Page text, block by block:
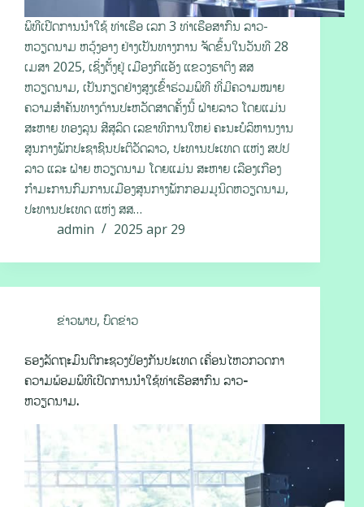
ພິທີເປີດການນໍາໃຊ້ ທ່າເຮືອ ເລກ 3 ທ່າເຮືອສາກົນ ລາວ-
ຫວຽດນາມ ຫວຸ້ງອາງ ຢ່າງເປັນທາງການ ຈັດຂຶ້ນໃນວັນທີ 28
ເມສາ 2025, ເຊິ່ງຕັ້ງຢູ່ ເມືອງກິແອັງ ແຂວງຮາຕິງ ສສ
ຫວຽດນາມ, ເປັນກຽດຢ່າງສູງເຂົ້າຮ່ວມພິທີ ທີ່ມີຄວາມໝາຍ
ຄວາມສໍາຄັນທາງດ້ານປະຫວັດສາດຄັ້ງນີ້ ຝ່າຍລາວ ໂດຍແມ່ນ
ສະຫາຍ ທອງລຸນ ສີສຸລິດ ເລຂາທິການໃຫຍ່ ຄະນະບໍລິຫານງານ
ສູນກາງພັກປະຊາຊົນປະຕິວັດລາວ, ປະທານປະເທດ ແຫ່ງ ສປປ
ລາວ ແລະ ຝ່າຍ ຫວຽດນາມ ໂດຍແມ່ນ ສະຫາຍ ເລືອງເກືອງ
ກໍາມະການກົມການເມືອງສູນກາງພັກກອມມູນິດຫວຽດນາມ,
ປະທານປະເທດ ແຫ່ງ ສສ…
admin
2025 apr 29
ຂ່າວພາບ, ບົດຂ່າວ
ຮອງລັດຖະມົນຕີກະຊວງປ້ອງກັນປະເທດ ເຄື່ອນໄຫວກວດກາ
ຄວາມພ້ອມພິທີເປີດການນໍາໃຊ້ທ່າເຮືອສາກົນ ລາວ-
ຫວຽດນາມ.